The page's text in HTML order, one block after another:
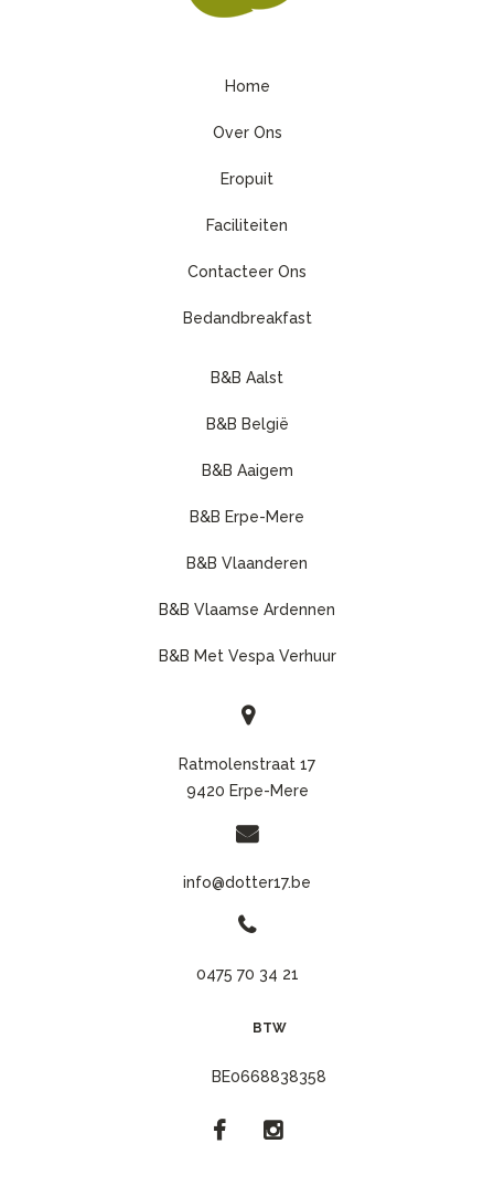
Home
Over Ons
Eropuit
Faciliteiten
Contacteer Ons
Bedandbreakfast
B&B Aalst
B&B België
B&B Aaigem
B&B Erpe-Mere
B&B Vlaanderen
B&B Vlaamse Ardennen
B&B Met Vespa Verhuur
Ratmolenstraat 17
9420 Erpe-Mere
info@dotter17.be
0475 70 34 21
BTW
BE0668838358